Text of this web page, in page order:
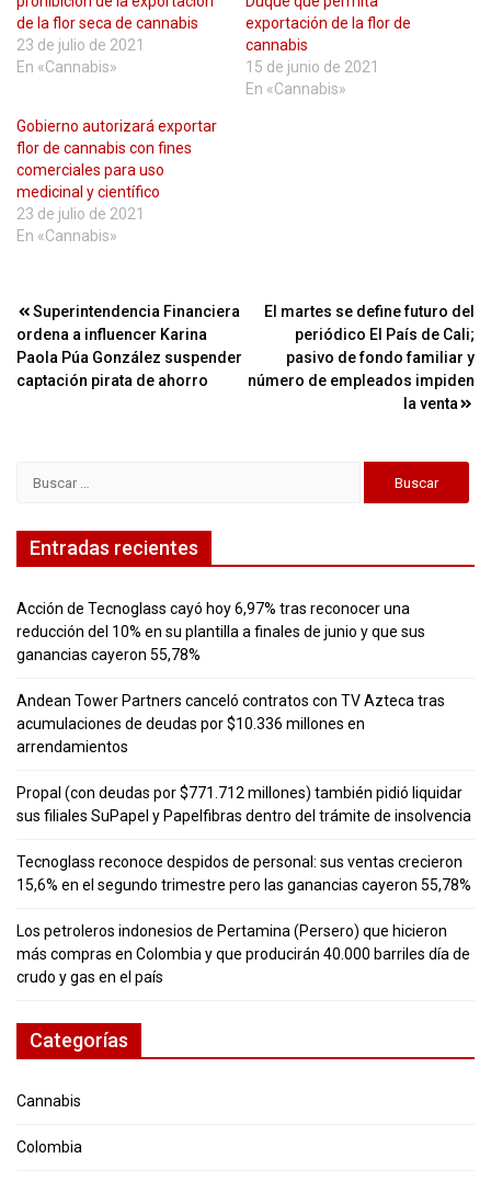
de la flor seca de cannabis
23 de julio de 2021
En «Cannabis»
exportación de la flor de
cannabis
15 de junio de 2021
En «Cannabis»
Gobierno autorizará exportar
flor de cannabis con fines
comerciales para uso
medicinal y científico
23 de julio de 2021
En «Cannabis»
Navegación
de
entradas
Superintendencia Financiera
ordena a influencer Karina
Paola Púa González suspender
captación pirata de ahorro
El martes se define futuro del
periódico El País de Cali;
pasivo de fondo familiar y
número de empleados impiden
la venta
Entradas recientes
Acción de Tecnoglass cayó hoy 6,97% tras reconocer una
reducción del 10% en su plantilla a finales de junio y que sus
ganancias cayeron 55,78%
Andean Tower Partners canceló contratos con TV Azteca tras
acumulaciones de deudas por $10.336 millones en
arrendamientos
Propal (con deudas por $771.712 millones) también pidió liquidar
sus filiales SuPapel y Papelfibras dentro del trámite de insolvencia
Tecnoglass reconoce despidos de personal: sus ventas crecieron
15,6% en el segundo trimestre pero las ganancias cayeron 55,78%
Los petroleros indonesios de Pertamina (Persero) que hicieron
más compras en Colombia y que producirán 40.000 barriles día de
crudo y gas en el país
Categorías
Cannabis
Colombia